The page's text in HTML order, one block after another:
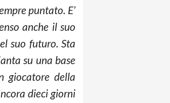
puntato. E’
anche il suo
suo futuro. Sta
su una base
giocatore della
dieci giorni